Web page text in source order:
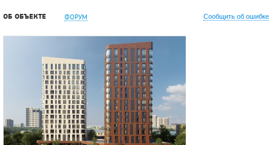
ОБ ОБЪЕКТЕ ФОРУМ Сообщить об ошибке